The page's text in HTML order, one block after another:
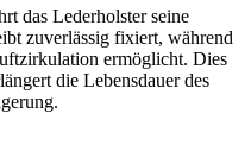
das Lederholster seine
zuverlässig fixiert, während
ermöglicht. Dies
die Lebensdauer des